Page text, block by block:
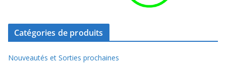
Catégories de produits
Nouveautés et Sorties prochaines